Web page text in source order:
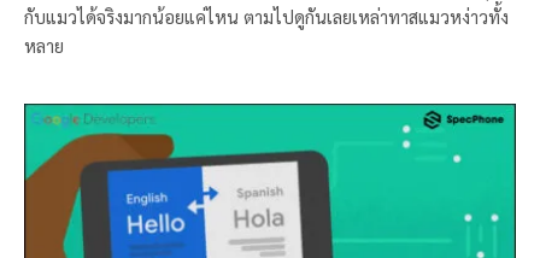
กับแมวได้จริงมากน้อยแค่ไหน ตามไปดูกันเลยเหล่าทาสแมวหง่าวทั้ง
หลาย